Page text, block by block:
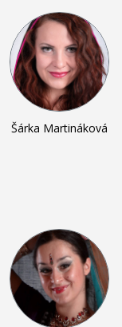
Šárka Martináková